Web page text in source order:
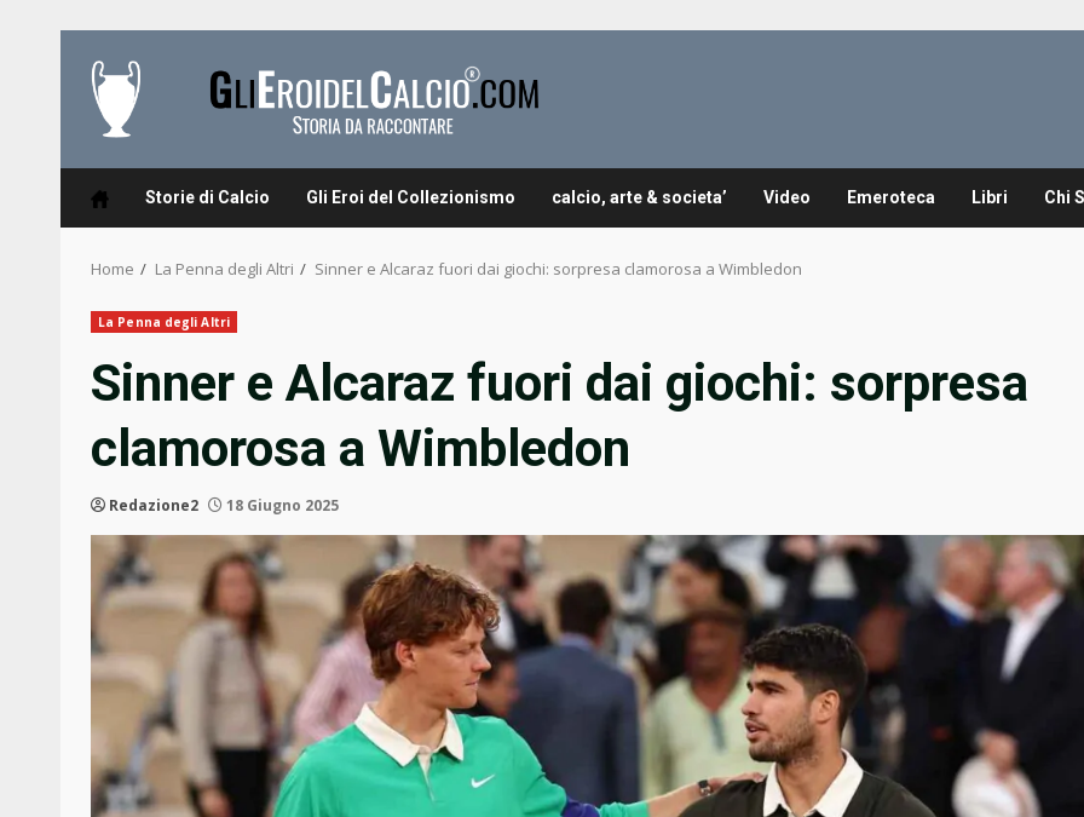
content
Storie di Calcio Gli Eroi del Collezionismo calcio, arte & societa’ Video Emeroteca Libri Chi
Home La Penna degli Altri Sinner e Alcaraz fuori dai giochi: sorpresa clamorosa a Wimbledon
La Penna degli Altri
Sinner e Alcaraz fuori dai giochi: sorpresa
clamorosa a Wimbledon
Redazione2 18 Giugno 2025